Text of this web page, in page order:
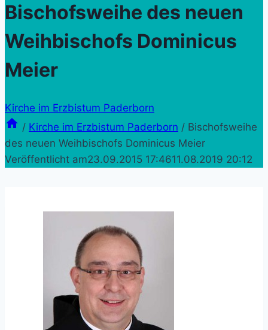
Bischofsweihe des neuen
Weihbischofs Dominicus
Meier
Kirche im Erzbistum Paderborn
/ Kirche im Erzbistum Paderborn / Bischofsweihe
des neuen Weihbischofs Dominicus Meier
Veröffentlicht am23.09.2015 17:4611.08.2019 20:12